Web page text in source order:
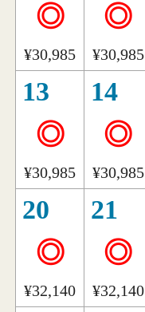
◎
¥30,985
◎
¥30,985
13
◎
¥30,985
14
◎
¥30,985
20
◎
¥32,140
21
◎
¥32,140